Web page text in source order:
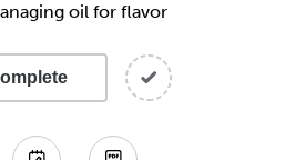
oil for flavor